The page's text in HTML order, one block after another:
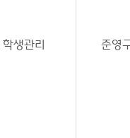
생관리 준영